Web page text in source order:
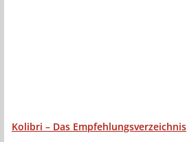
Kolibri – Das Empfehlungsverzeichnis